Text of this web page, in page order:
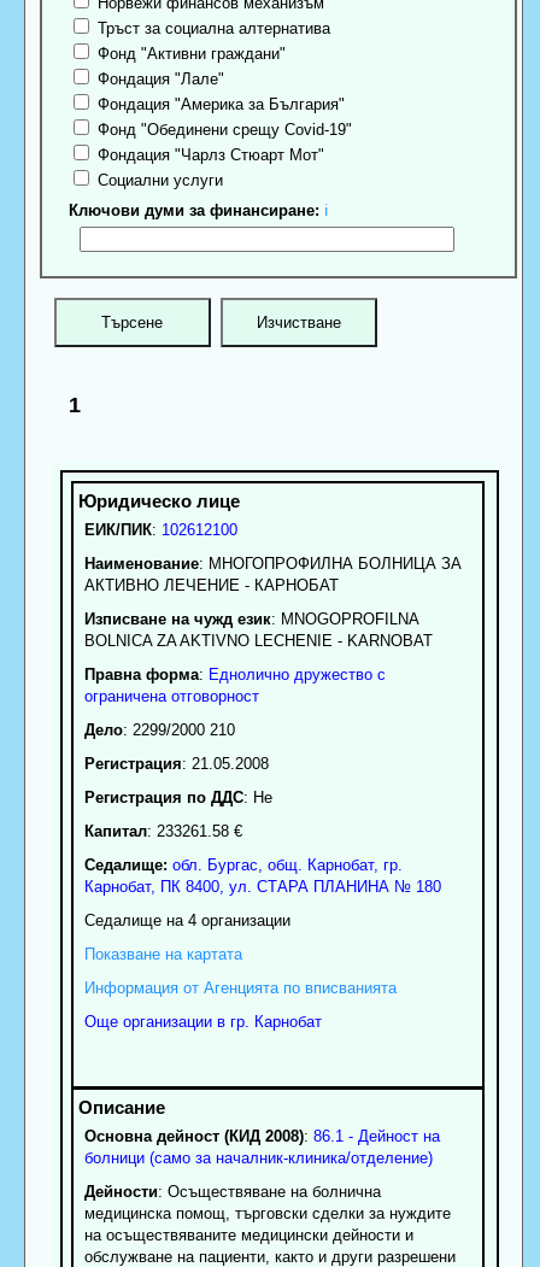
Тръст за социална алтернатива
Фонд "Активни граждани"
Фондация "Лале"
Фондация "Америка за България"
Фонд "Обединени срещу Covid-19"
Фондация "Чарлз Стюарт Мот"
Социални услуги
Ключови думи за финансиране: ℹ
1
ЕИК/ПИК: 102612100
Наименование: МНОГОПРОФИЛНА БОЛНИЦА ЗА
АКТИВНО ЛЕЧЕНИЕ - КАРНОБАТ
Изписване на чужд език: MNOGOPROFILNA
BOLNICA ZA AKTIVNO LECHENIE - KARNOBAT
Правна форма: Еднолично дружество с
ограничена отговорност
Дело: 2299/2000 210
Регистрация: 21.05.2008
Регистрация по ДДС: Нe
Капитал: 233261.58 €
Седалище: обл. Бургас общ. Карнобат, гр.
Карнобат, ПК 8400, ул. СТАРА ПЛАНИНА № 180
Седалище на 4 организации
Показване на картата
Информация от Агенцията по вписванията
Още организации в гр. Карнобат
Основна дейност (КИД 2008): 86.1 - Дейност на
болници (само за началник-клиника/отделение)
Дейности: Осъществяване на болнична
медицинска помощ, търговски сделки за нуждите
на осъществяваните медицински дейности и
обслужване на пациенти, както и други разрешени